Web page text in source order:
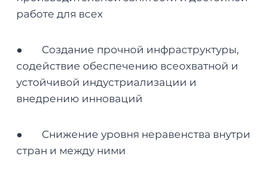
работе для всех
● Создание прочной инфраструктуры,
содействие обеспечению всеохватной и
устойчивой индустриализации и
внедрению инноваций
● Снижение уровня неравенства внутри
стран и между ними